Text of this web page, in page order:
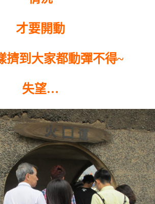
才要開動
擠到大家都動彈不得~
失望…